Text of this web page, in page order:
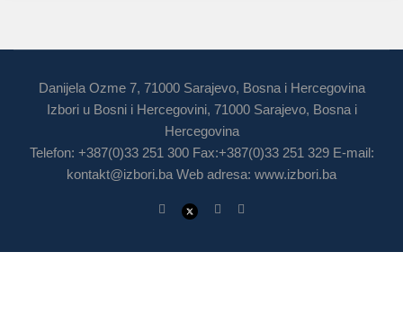
Danijela Ozme 7, 71000 Sarajevo, Bosna i Hercegovina
Izbori u Bosni i Hercegovini, 71000 Sarajevo, Bosna i
Hercegovina
Telefon: +387(0)33 251 300 Fax:+387(0)33 251 329 E-mail:
kontakt@izbori.ba Web adresa: www.izbori.ba